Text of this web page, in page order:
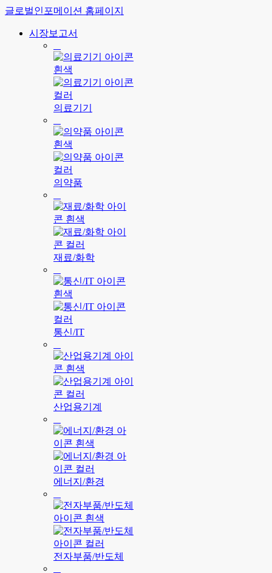
글로벌인포메이션 홈페이지
시장보고서
의료기기
의약품
재료/화학
통신/IT
산업용기계
에너지/환경
전자부품/반도체